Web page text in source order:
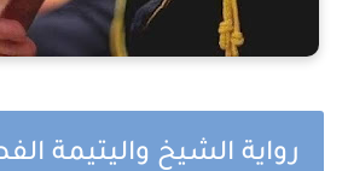
رواية الشيخ واليتيمة